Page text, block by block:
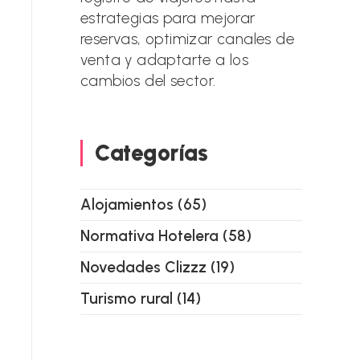
estrategias para mejorar
reservas, optimizar canales de
venta y adaptarte a los
cambios del sector.
Categorías
Alojamientos (65)
Normativa Hotelera (58)
Novedades Clizzz (19)
Turismo rural (14)